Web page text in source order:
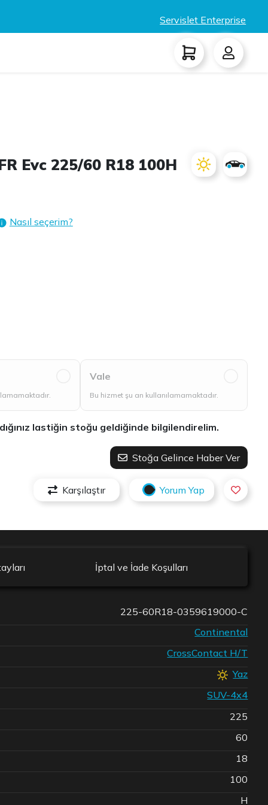
Servislet Enterprise
Evc 225/60 R18 100H
Nasıl seçerim?
Vale
Bu hizmet şu an kullanılamamaktadır.
lastiğin stoğu geldiğinde bilgilendirelim.
Stoğa Gelince Haber Ver
Karşılaştır Yorum Yap
İptal ve İade Koşulları
225-60R18-0359619000-C
Continental
CrossContact H/T
Yaz
SUV-4x4
225
60
18
100
H